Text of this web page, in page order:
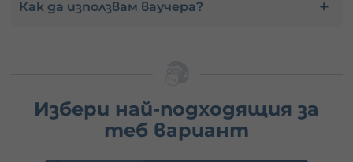
Как да използвам ваучера?
Избери най-подходящия за
теб вариант